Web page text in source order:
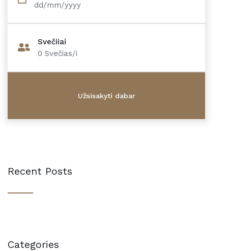
dd/mm/yyyy
Svečiiai
0 Svečias/i
Recent Posts
Categories